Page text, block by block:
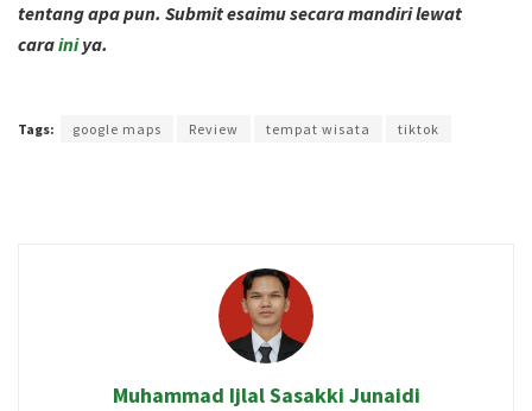
tentang apa pun. Submit esaimu secara mandiri lewat
carainiya.
Tags: google maps Review tempat wisata tiktok
Muhammad Ijlal Sasakki Junaidi